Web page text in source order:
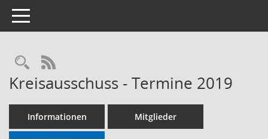
Toggle navigation
RSS-Feed
Kreisausschuss - Termine 2019
Informationen Mitglieder